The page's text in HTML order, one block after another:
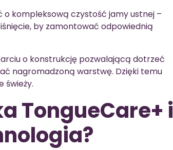
kompleksową czystość jamy ustnej –
by zamontować odpowiednią
o konstrukcję pozwalającą dotrzeć
nagromadzoną warstwę. Dzięki temu
świeży.
TongueCare+ i